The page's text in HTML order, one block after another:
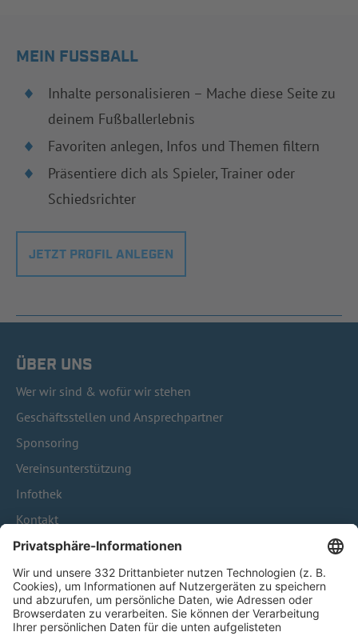
MEIN FUSSBALL
Inhalte personalisieren – Mache diese Seite zu
deinem Fußballerlebnis
Favoriten anlegen, Infos und Themen filtern
Präsentiere dich als Spieler, Trainer oder
Schiedsrichter
JETZT PROFIL ANLEGEN
ÜBER UNS
Wer wir sind & wofür wir stehen
Geschäftsstellen und Ansprechpartner
Sponsoring
Vereinsunterstützung
Infothek
Kontakt
HÄUFIG BESUCHTE SEITEN
Pässe und Vereinswechsel
Trainerausbildung